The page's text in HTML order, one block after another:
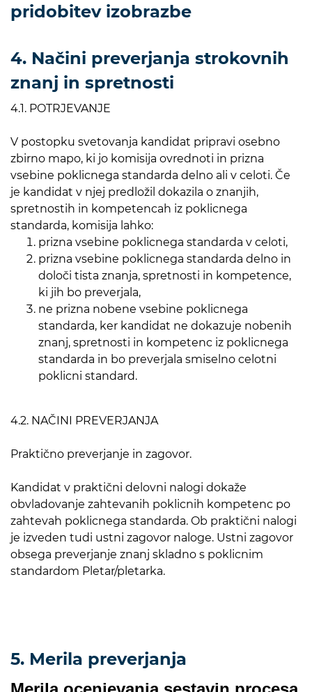
pridobitev izobrazbe
4. Načini preverjanja strokovnih
znanj in spretnosti
4.1. POTRJEVANJE
V postopku svetovanja kandidat pripravi osebno
zbirno mapo, ki jo komisija ovrednoti in prizna
vsebine poklicnega standarda delno ali v celoti. Če
je kandidat v njej predložil dokazila o znanjih,
spretnostih in kompetencah iz poklicnega
standarda, komisija lahko:
prizna vsebine poklicnega standarda v celoti,
prizna vsebine poklicnega standarda delno in
določi tista znanja, spretnosti in kompetence,
ki jih bo preverjala,
ne prizna nobene vsebine poklicnega
standarda, ker kandidat ne dokazuje nobenih
znanj, spretnosti in kompetenc iz poklicnega
standarda in bo preverjala smiselno celotni
poklicni standard.
4.2. NAČINI PREVERJANJA
Praktično preverjanje in zagovor.
Kandidat v praktični delovni nalogi dokaže
obvladovanje zahtevanih poklicnih kompetenc po
zahtevah poklicnega standarda. Ob praktični nalogi
je izveden tudi ustni zagovor naloge. Ustni zagovor
obsega preverjanje znanj skladno s poklicnim
standardom Pletar/pletarka.
5. Merila preverjanja